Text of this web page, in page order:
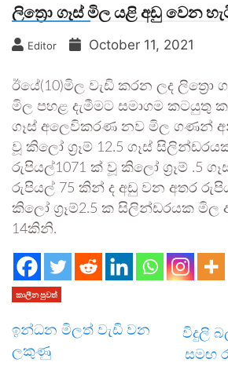
ලිත්‍රො ගෑස් මිල යළි අඩු වෙන
Editor October 11, 2021
ඊයේ(10)මිල වැඩි කරන ලද ලිත්‍රො
මිල පහළ දැමීමට සමාගම කටයුතු
ගෑස් අලෙවිකරණ නව මිල ගණන්
වූ කිලෝ ග්‍රෑම් 12.5 ගෑස්
රුපියල්1071 ක් වූ කිලෝ ග්‍රෑම් .5
රුපියල් 75 කින් ද අඩු වන අතර
කිලෝ ග්‍රෑම්2.5 ක සිලින්ඩරයක
14කිනි.
කාලීන පුවත්
ඉන්ධන මිලත් වැඩි වන
ලකුණු
විදුලි
සමඟ